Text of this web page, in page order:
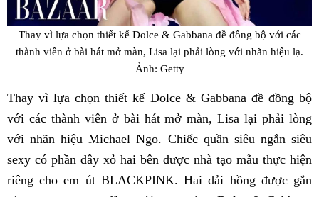
Thay vì lựa chọn thiết kế Dolce & Gabbana đề đồng bộ với các
thành viên ở bài hát mở màn, Lisa lại phải lòng với nhãn hiệu lạ.
Ảnh: Getty
Thay vì lựa chọn thiết kế Dolce & Gabbana đề đồng bộ
với các thành viên ở bài hát mở màn, Lisa lại phải lòng
với nhãn hiệu Michael Ngo. Chiếc quần siêu ngắn siêu
sexy có phần dây xỏ hai bên được nhà tạo mẫu thực hiện
riêng cho em út BLACKPINK. Hai dải hồng được gắn